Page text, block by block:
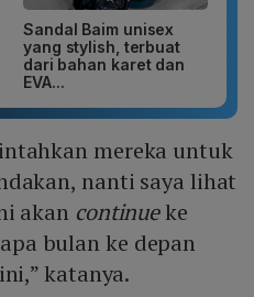
Sandal Baim unisex
yang stylish, terbuat
dari bahan karet dan
EVA...
mereka untuk
nanti saya lihat
akan continueke
bulan ke depan
katanya.